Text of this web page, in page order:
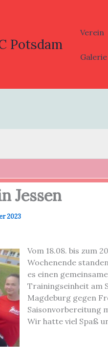
Potsdam
Verein
Galerie
Jessen
2023
Vom 18.08. bis zum
Wochenende
es einen
Trainingseinheit am
Magdeburg gegen
Saisonvorbereitung
Wir hatte viel Spaß